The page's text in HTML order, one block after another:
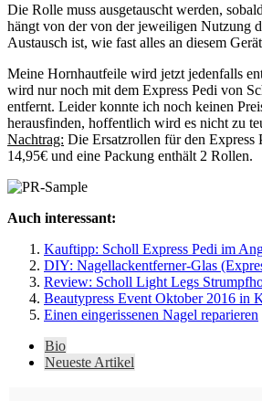
Die Rolle muss ausgetauscht werden,
hängt von der von der jeweiligen Nutzung
Austausch ist, wie fast alles an diesem
Meine Hornhautfeile wird jetzt jedenfalls
wird nur noch mit dem Express Pedi von
entfernt. Leider konnte ich noch keinen
herausfinden, hoffentlich wird es nicht zu
Nachtrag: Die Ersatzrollen für den Express
14,95€ und eine Packung enthält 2 Rollen.
Auch interessant:
Kauftipp: Scholl Express Pedi im
DIY: Nagellackentferner-Glas
Review: Scholl Light Legs
Beautypress Event Oktober 2016 in
Einen eingerissenen Nagel reparieren
following
Bio
Neueste Artikel